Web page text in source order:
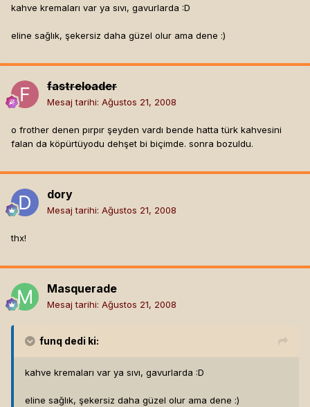
kahve kremaları var ya sıvı, gavurlarda :D
eline sağlık, şekersiz daha güzel olur ama dene :)
fastreloader
Mesaj tarihi: Ağustos 21, 2008
o frother denen pırpır şeyden vardı bende hatta türk kahvesini
falan da köpürtüyodu dehşet bi biçimde. sonra bozuldu.
dory
Mesaj tarihi: Ağustos 21, 2008
thx!
Masquerade
Mesaj tarihi: Ağustos 21, 2008
funq dedi ki:
kahve kremaları var ya sıvı, gavurlarda :D
eline sağlık, şekersiz daha güzel olur ama dene :)